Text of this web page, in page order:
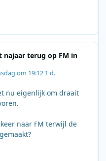
najaar terug op FM in
om 19:12 1 d.
nu eigenlijk om draait
naar FM terwijl de